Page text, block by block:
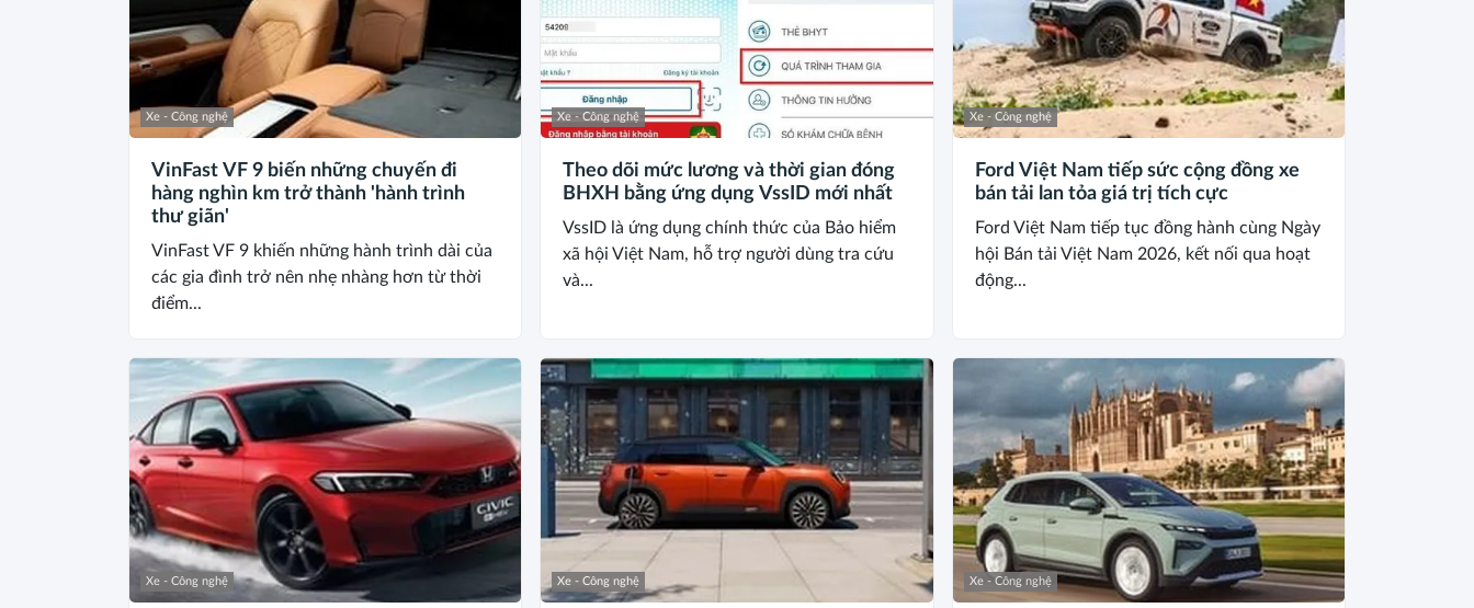
Xe - Công nghệ
VinFast VF 9 biến những chuyến đi
hàng nghìn km trở thành 'hành trình
thư giãn'
VinFast VF 9 khiến những hành trình dài của
các gia đình trở nên nhẹ nhàng hơn từ thời
điểm...
Xe - Công nghệ
Theo dõi mức lương và thời gian đóng
BHXH bằng ứng dụng VssID mới nhất
VssID là ứng dụng chính thức của Bảo hiểm
xã hội Việt Nam, hỗ trợ người dùng tra cứu
và...
Xe - Công nghệ
Ford Việt Nam tiếp sức cộng đồng xe
bán tải lan tỏa giá trị tích cực
Ford Việt Nam tiếp tục đồng hành cùng Ngày
hội Bán tải Việt Nam 2026, kết nối qua hoạt
động...
Xe - Công nghệ Xe - Công nghệ Xe - Công nghệ